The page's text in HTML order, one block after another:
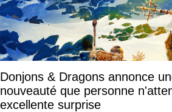
Donjons & Dragons annonce
nouveauté que personne
excellente surprise